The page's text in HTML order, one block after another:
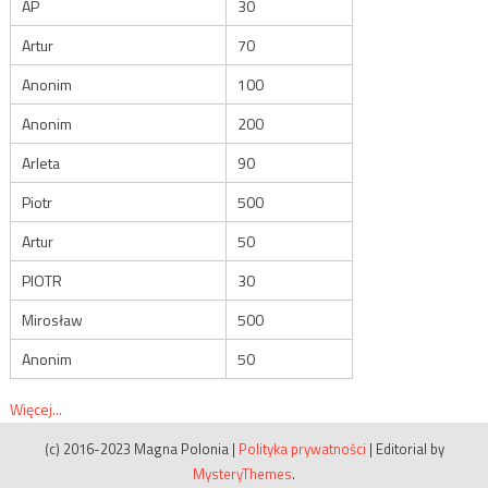
AP
30
Artur
70
Anonim
100
Anonim
200
Arleta
90
Piotr
500
Artur
50
PIOTR
30
Mirosław
500
Anonim
50
Więcej...
(c) 2016-2023 Magna Polonia | Polityka prywatności | Editorial by
MysteryThemes.